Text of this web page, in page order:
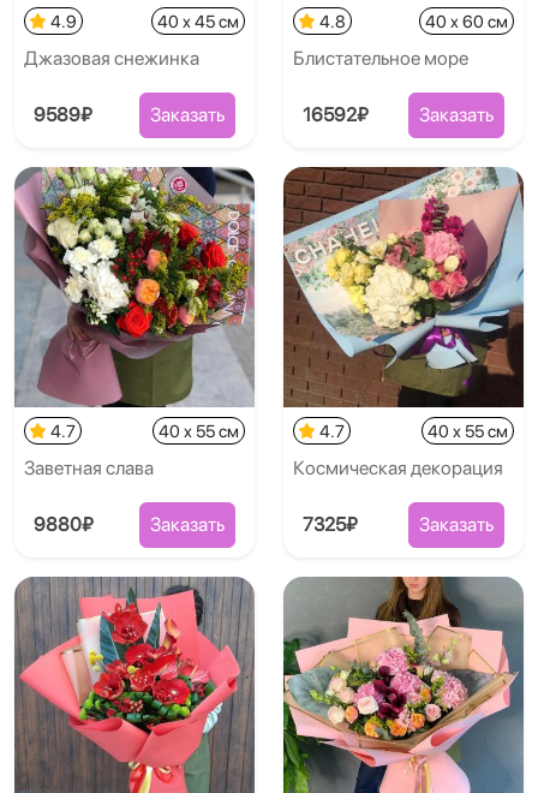
4.9 40 x 45 см
Джазовая снежинка
9589₽ Заказать
4.8 40 x 60 см
Блистательное море
16592₽ Заказать
4.7 40 x 55 см
Заветная слава
9880₽ Заказать
4.7 40 x 55 см
Космическая декорация
7325₽ Заказать